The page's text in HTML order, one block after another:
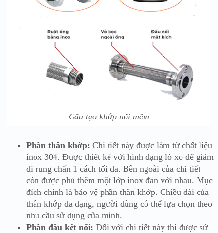
Cấu tạo khớp nối mềm
Phần thân khớp: Chi tiết này được làm từ chất liệu
inox 304. Được thiết kế với hình dạng lò xo để giảm
đi rung chấn 1 cách tối đa. Bên ngoài của chi tiết
còn được phủ thêm một lớp inox đan với nhau. Mục
đích chính là bảo vệ phần thân khớp. Chiều dài của
thân khớp đa dạng, người dùng có thể lựa chọn theo
nhu cầu sử dụng của mình.
Phần đầu kết nối: Đối với chi tiết này thì được sử